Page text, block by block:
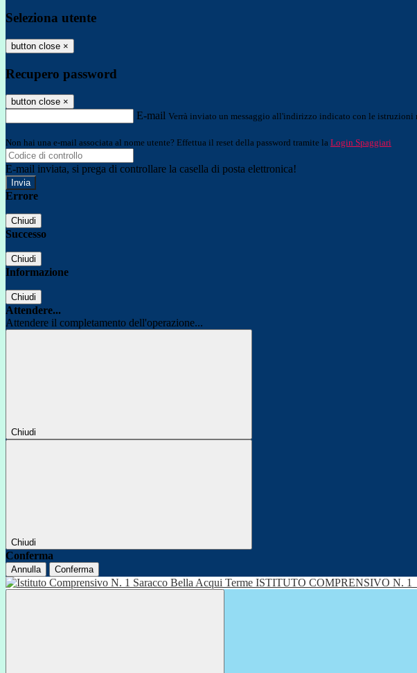
Seleziona utente
button close ×
Recupero password
button close ×
E-mail Verrà inviato un messaggio all'indirizzo indicato con le istruzioni
Non hai una e-mail associata al nome utente? Effettua il reset della password tramite la Login Spaggiari
E-mail inviata, si prega di controllare la casella di posta elettronica!
Errore
Chiudi
Successo
Chiudi
Informazione
Chiudi
Attendere...
Attendere il completamento dell'operazione...
Chiudi
Chiudi
Conferma
Annulla Conferma
ISTITUTO COMPRENSIVO N. 1